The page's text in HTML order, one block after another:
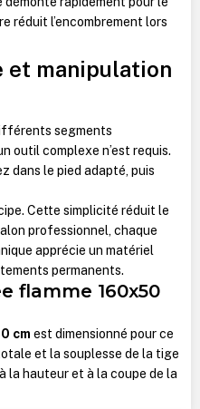
réduit l’encombrement lors
et manipulation
segments
outil complexe n’est requis.
dans le pied adapté, puis
Cette simplicité réduit le
professionnel, chaque
apprécie un matériel
permanents.
flamme 160x50
cm est dimensionné pour ce
et la souplesse de la tige
la hauteur et à la coupe de la